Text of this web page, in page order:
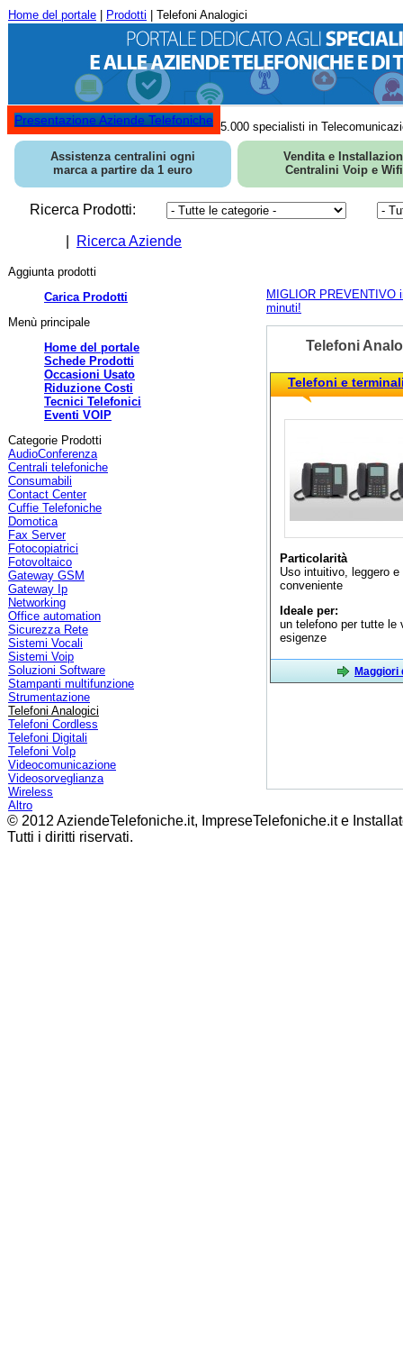
Home del portale Prodotti | Telefoni Analogici
Presentazione Aziende Telefoniche 5.000 specialisti in
Assistenza centralini ogni
marca a partire da 1 euro
Vendita e
Centralini Voip e
Ricerca Prodotti:
Ricerca Aziende
Aggiunta prodotti
Carica Prodotti
Menù principale
Home del portale
Schede Prodotti
Occasioni Usato
Riduzione Costi
Tecnici Telefonici
Eventi VOIP
Categorie Prodotti
AudioConferenza
Centrali telefoniche
Consumabili
Contact Center
Cuffie Telefoniche
Domotica
Fax Server
Fotocopiatrici
Fotovoltaico
Gateway GSM
Gateway Ip
Networking
Office automation
Sicurezza Rete
Sistemi Vocali
Sistemi Voip
Soluzioni Software
Stampanti multifunzione
Strumentazione
Telefoni Analogici
Telefoni Cordless
Telefoni Digitali
Telefoni VoIp
Videocomunicazione
Videosorveglianza
Wireless
Altro
MIGLIOR PREVENTIVO
minuti!
Telefoni
Telefoni e
Particolarità
Uso intuitivo, leggero e
conveniente
Ideale per:
un telefono per tutte le
esigenze
Maggiori
© 2012 AziendeTelefoniche.it, ImpreseTelefoniche.it e
Tutti i diritti riservati.